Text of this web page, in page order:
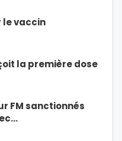
le vaccin
la première dose
FM sanctionnés